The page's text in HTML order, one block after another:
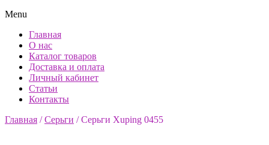
Menu
Главная
О нас
Каталог товаров
Доставка и оплата
Личный кабинет
Статьи
Контакты
Главная /Серьги /Серьги Xuping 0455